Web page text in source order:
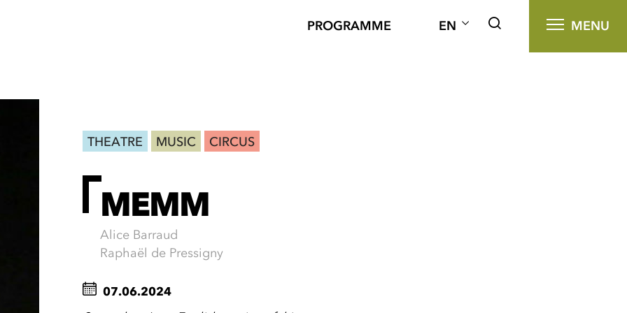
PROGRAMME EN MENU
THEATRE MUSIC CIRCUS
MEMM
Alice Barraud
Raphaël de Pressigny
07.06.2024